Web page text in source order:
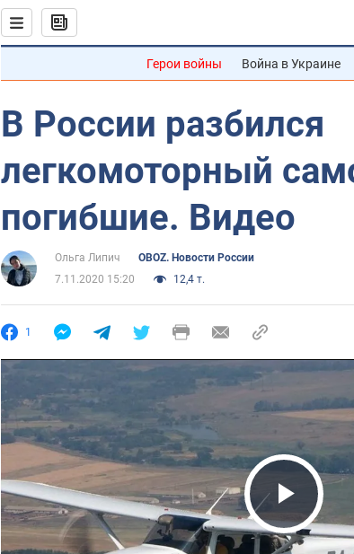
Герои войны Война в Украине
В России разбился
легкомоторный
погибшие. Видео
Ольга Липич
OBOZ. Новости России
7.11.2020 15:20
12,4 т.
1
Play